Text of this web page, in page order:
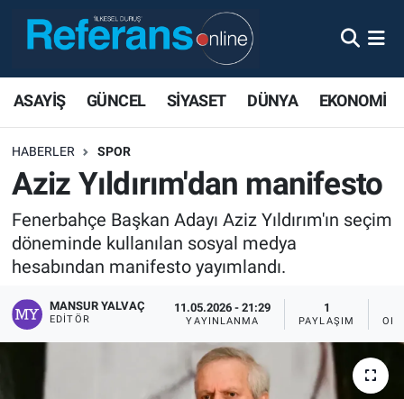
ASAYİŞ GÜNCEL SİYASET DÜNYA EKONOMİ
HABERLER SPOR
Aziz Yıldırım'dan manifesto
Fenerbahçe Başkan Adayı Aziz Yıldırım'ın seçim
döneminde kullanılan sosyal medya
hesabından manifesto yayımlandı.
MANSUR YALVAÇ
EDITÖR
11.05.2026 - 21:29
YAYINLANMA
1
PAYLAŞIM